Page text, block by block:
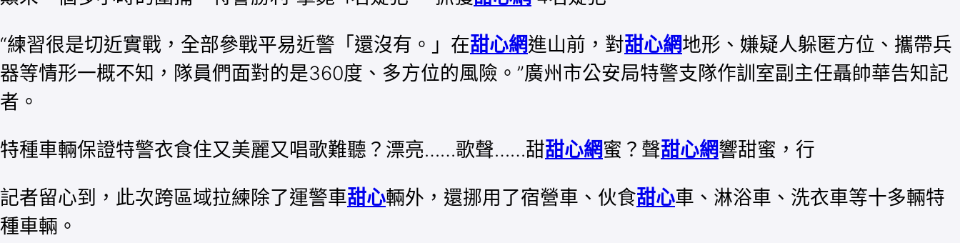
“練習很是切近實戰，全部參戰平易近警「還沒有。」在甜心網進山前，對甜心網地形、嫌疑人躲匿方位、攜帶兵
器等情形一概不知，隊員們面對的是360度、多方位的風險。”廣州市公安局特警支隊作訓室副主任聶帥華告知記
者。
特種車輛保證特警衣食住又美麗又唱歌難聽？漂亮……歌聲……甜甜心網蜜？聲甜心網響甜蜜，行
記者留心到，此次跨區域拉練除了運警車甜心輛外，還挪用了宿營車、伙食甜心車、淋浴車、洗衣車等十多輛特
種車輛。